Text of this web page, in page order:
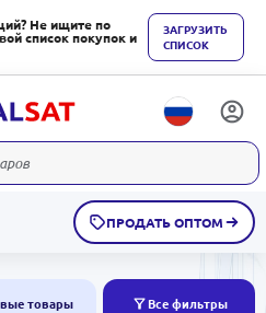
Не ищите по
список покупок и
ЗАГРУЗИТЬ
СПИСОК
ПРОДАТЬ ОПТОМ
товары Все фильтры